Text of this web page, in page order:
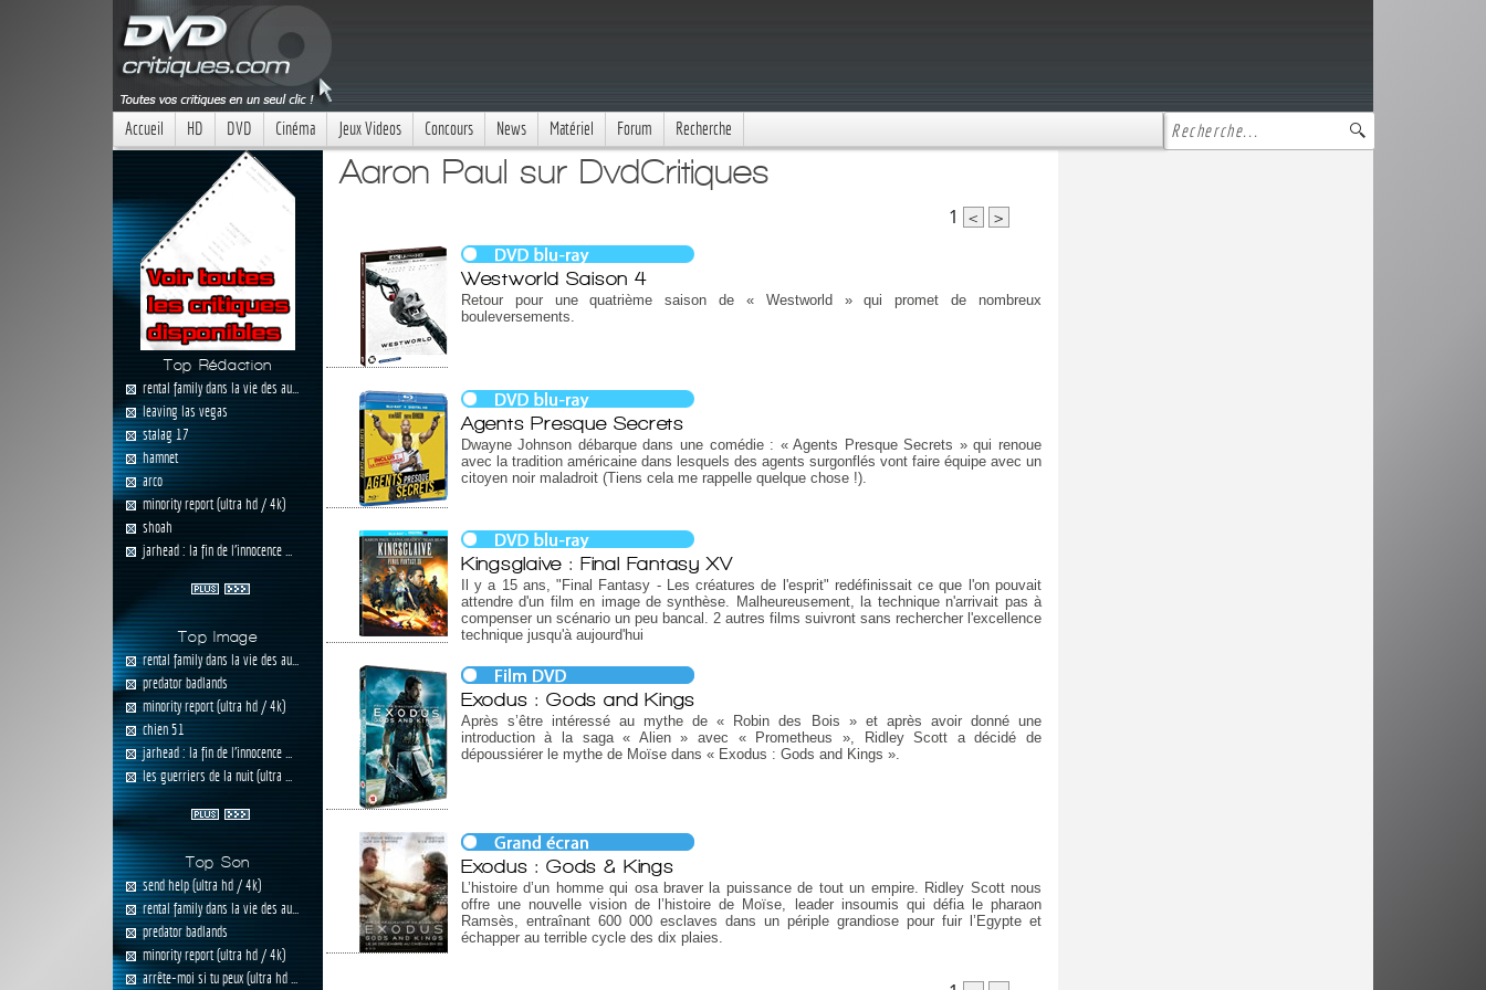
Accueil HD DVD Cinéma Jeux Videos Concours News Matériel Forum Recherche
Top Rédaction
rental family dans la vie des au...
leaving las vegas
stalag 17
hamnet
arco
minority report (ultra hd / 4k)
shoah
jarhead : la fin de l'innocence ...
Top Image
rental family dans la vie des au...
predator badlands
minority report (ultra hd / 4k)
chien 51
jarhead : la fin de l'innocence ...
les guerriers de la nuit (ultra ...
Top Son
send help (ultra hd / 4k)
rental family dans la vie des au...
predator badlands
minority report (ultra hd / 4k)
arrête-moi si tu peux (ultra hd ...
Aaron Paul sur DvdCritiques
1 < >
Westworld Saison 4
Retour pour une quatrième saison de « Westworld » qui promet de nombreux
bouleversements.
Agents Presque Secrets
Dwayne Johnson débarque dans une comédie : « Agents Presque Secrets » qui renoue
avec la tradition américaine dans lesquels des agents surgonflés vont faire équipe avec un
citoyen noir maladroit (Tiens cela me rappelle quelque chose !).
Kingsglaive : Final Fantasy XV
Il y a 15 ans, "Final Fantasy - Les créatures de l'esprit" redéfinissait ce que l'on pouvait
attendre d'un film en image de synthèse. Malheureusement, la technique n'arrivait pas à
compenser un scénario un peu bancal. 2 autres films suivront sans rechercher l'excellence
technique jusqu'à aujourd'hui
Exodus : Gods and Kings
Après s’être intéressé au mythe de « Robin des Bois » et après avoir donné une
introduction à la saga « Alien » avec « Prometheus », Ridley Scott a décidé de
dépoussiérer le mythe de Moïse dans « Exodus : Gods and Kings ».
Exodus : Gods & Kings
L’histoire d’un homme qui osa braver la puissance de tout un empire. Ridley Scott nous
offre une nouvelle vision de l’histoire de Moïse, leader insoumis qui défia le pharaon
Ramsès, entraînant 600 000 esclaves dans un périple grandiose pour fuir l’Egypte et
échapper au terrible cycle des dix plaies.